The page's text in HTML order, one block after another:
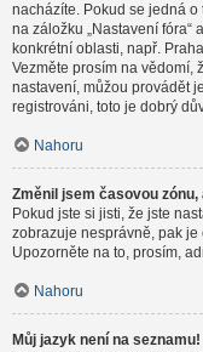
nacházíte. Pokud se jedná o
na záložku „Nastavení
konkrétní oblasti, např.
Vezměte prosím na vědomí,
nastavení, můžou provádět
registrováni, toto je dobrý
Nahoru
Změnil jsem časovou
Pokud jste si jisti, že jste
zobrazuje nesprávně, pak
Upozorněte na to, prosím,
Nahoru
Můj jazyk není na seznamu!